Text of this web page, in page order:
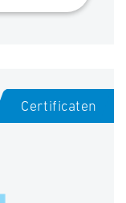
Certificaten